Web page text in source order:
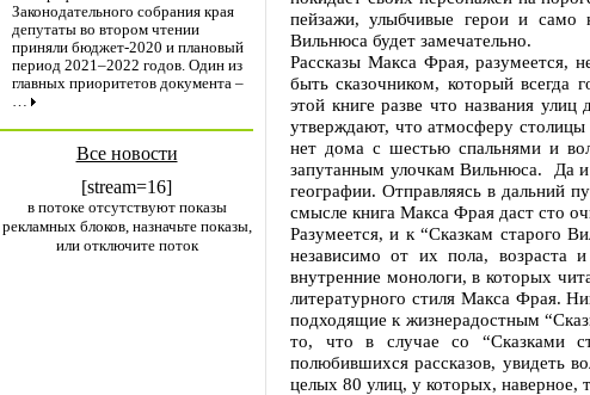
Законодательного собрания края
депутаты во втором чтении
приняли бюджет-2020 и плановый
период 2021–2022 годов. Один из
главных приоритетов документа –
…
Все новости
[stream=16]
в потоке отсутствуют показы
рекламных блоков, назначьте показы,
или отключите поток
пейзажи, улыбчивые герои и само
Вильнюса будет замечательно.
Рассказы Макса Фрая, разумеется,
быть сказочником, который всегда
этой книге разве что названия
утверждают, что атмосферу
нет дома с шестью спальнями и
запутанным улочкам Вильнюса. Да и
географии. Отправляясь в дальний
смысле книга Макса Фрая даст сто
Разумеется, и к “Сказкам старого
независимо от их пола, возраста
внутренние монологи, в которых
литературного стиля Макса Фрая.
подходящие к жизнерадостным
то, что в случае со “Сказками
полюбившихся рассказов, увидеть
целых 80 улиц, у которых, наверное,